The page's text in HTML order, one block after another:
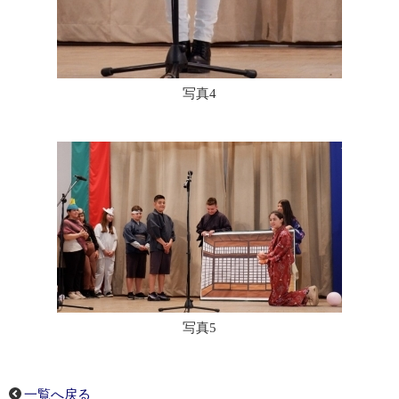
写真4
写真5
一覧へ戻る